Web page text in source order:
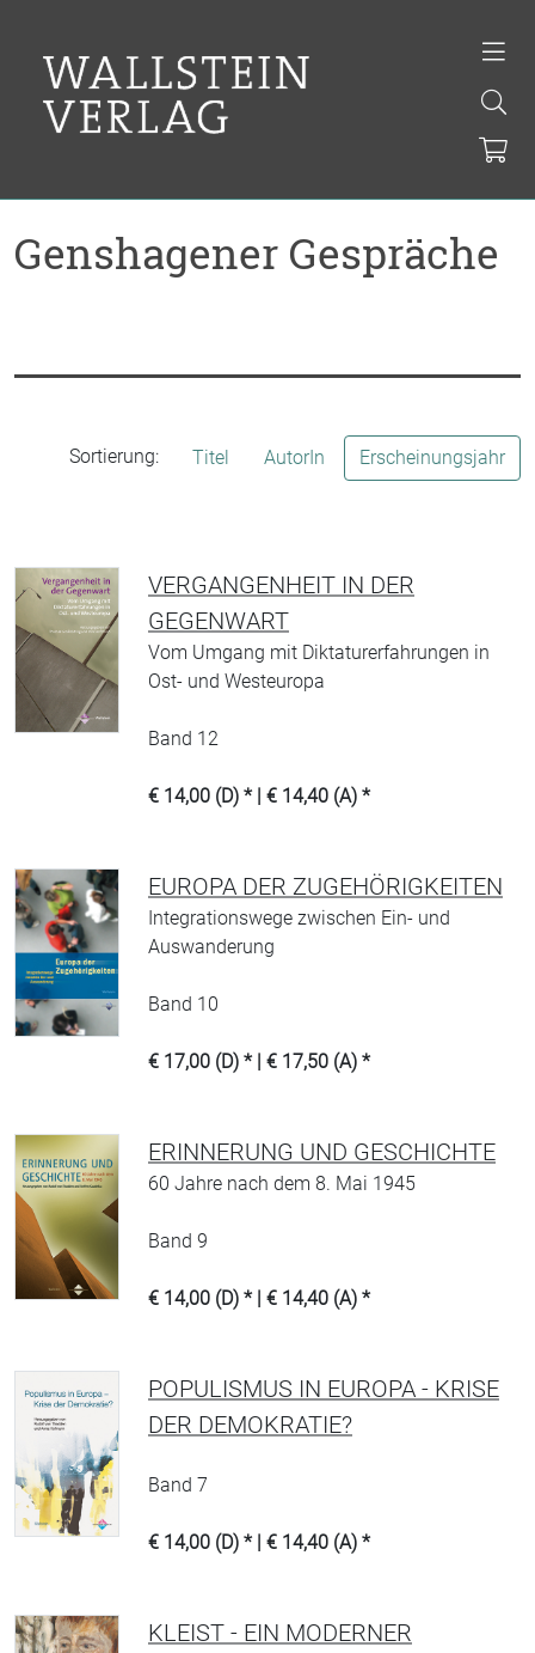
Genshagener Gespräche
Sortierung: Titel AutorIn Erscheinungsjahr
VERGANGENHEIT IN DER
GEGENWART
Vom Umgang mit Diktaturerfahrungen in
Ost- und Westeuropa
Band 12
€ 14,00 (D) * | € 14,40 (A) *
EUROPA DER ZUGEHÖRIGKEITEN
Integrationswege zwischen Ein- und
Auswanderung
Band 10
€ 17,00 (D) * | € 17,50 (A) *
ERINNERUNG UND GESCHICHTE
60 Jahre nach dem 8. Mai 1945
Band 9
€ 14,00 (D) * | € 14,40 (A) *
POPULISMUS IN EUROPA - KRISE
DER DEMOKRATIE?
Band 7
€ 14,00 (D) * | € 14,40 (A) *
KLEIST - EIN MODERNER